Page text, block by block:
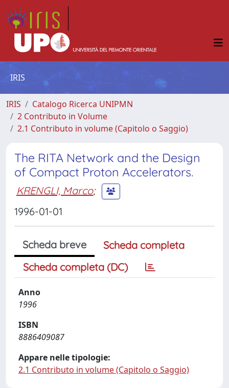
IRIS
IRIS
Catalogo Ricerca UNIPMN
2 Contributo in Volume
2.1 Contributo in volume (Capitolo o Saggio)
The RITA Network and the Design
of Compact Proton Accelerators.
KRENGLI, Marco;
1996-01-01
Scheda breve
Scheda completa
Scheda completa (DC)
Anno
1996
ISBN
8886409087
Appare nelle tipologie:
2.1 Contributo in volume (Capitolo o Saggio)